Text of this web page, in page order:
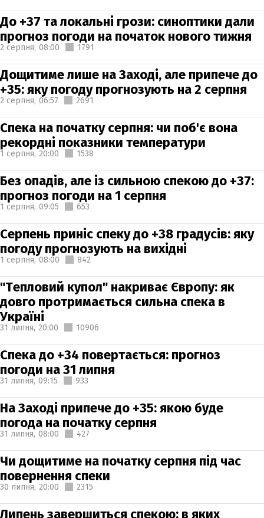
До +37 та локальні грози: синоптики дали
прогноз погоди на початок нового тижня
2 серпня, 08:00 1791
Дощитиме лише на Заході, але припече до
+35: яку погоду прогнозують на 2 серпня
2 серпня, 06:57 2691
Спека на початку серпня: чи поб'є вона
рекордні показники температури
1 серпня, 20:00 1538
Без опадів, але із сильною спекою до +37:
прогноз погоди на 1 серпня
1 серпня, 09:05 653
Серпень приніс спеку до +38 градусів: яку
погоду прогнозують на вихідні
1 серпня, 08:00 842
"Тепловий купол" накриває Європу: як
довго протримається сильна спека в
Україні
31 липня, 20:00 10906
Спека до +34 повертається: прогноз
погоди на 31 липня
31 липня, 09:15 933
На Заході припече до +35: якою буде
погода на початку серпня
31 липня, 08:00 427
Чи дощитиме на початку серпня під час
повернення спеки
30 липня, 20:00 2315
Липень завершиться спекою: в яких